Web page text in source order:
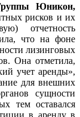
Юникон,
рисков и их
отчетность
что на фоне
лизинговых
Она отметила,
учет аренды»,
для внешних
сущности
тем оставался
в аренду в